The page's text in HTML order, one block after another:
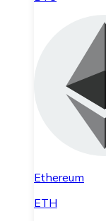
Ethereum
ETH